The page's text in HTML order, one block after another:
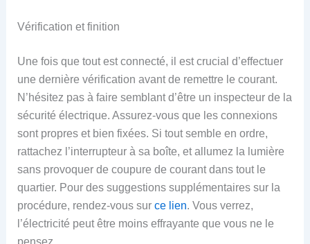
Vérification et finition
Une fois que tout est connecté, il est crucial d’effectuer
une dernière vérification avant de remettre le courant.
N’hésitez pas à faire semblant d’être un inspecteur de la
sécurité électrique. Assurez-vous que les connexions
sont propres et bien fixées. Si tout semble en ordre,
rattachez l’interrupteur à sa boîte, et allumez la lumière
sans provoquer de coupure de courant dans tout le
quartier. Pour des suggestions supplémentaires sur la
procédure, rendez-vous sur ce lien. Vous verrez,
l’électricité peut être moins effrayante que vous ne le
pensez.